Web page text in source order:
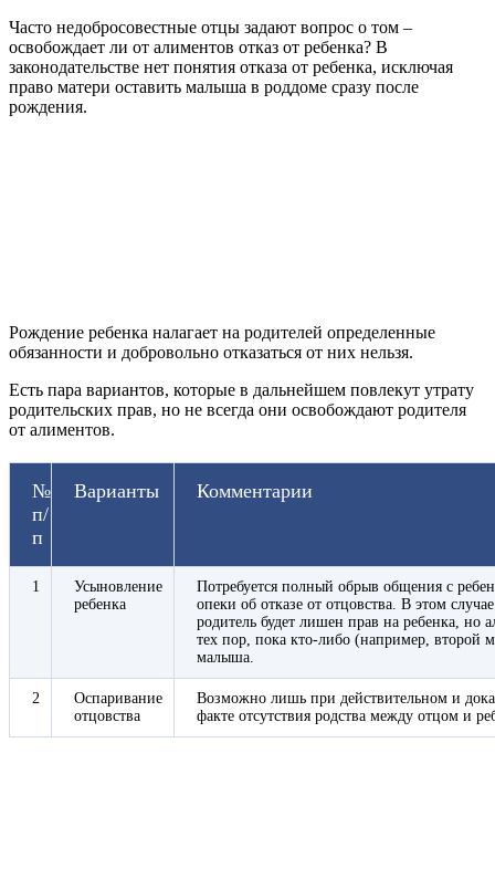
Часто недобросовестные отцы задают вопрос о том –
освобождает ли от алиментов отказ от ребенка? В
законодательстве нет понятия отказа от ребенка, исключая
право матери оставить малыша в роддоме сразу после
рождения.
Рождение ребенка налагает на родителей определенные
обязанности и добровольно отказаться от них нельзя.
Есть пара вариантов, которые в дальнейшем повлекут утрату
родительских прав, но не всегда они освобождают родителя
от алиментов.
№
п/
п
Варианты Комментарии
1
Усыновление
ребенка
Потребуется полный обрыв общения с
опеки об отказе от отцовства. В этом
родитель будет лишен прав на ребенка, но
тех пор, пока кто-либо (например, второй
малыша.
2
Оспаривание
отцовства
Возможно лишь при действительном и
факте отсутствия родства между отцом и